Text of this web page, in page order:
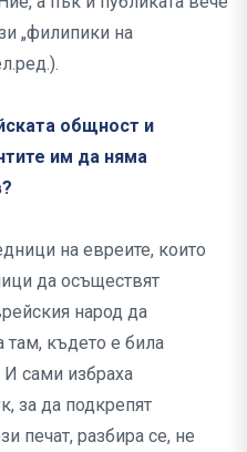
„филипики на
общност и
им да няма
на евреите, които
да осъществят
народ да
там, където е била
сами избраха
за да подкрепят
печат, разбира се, не